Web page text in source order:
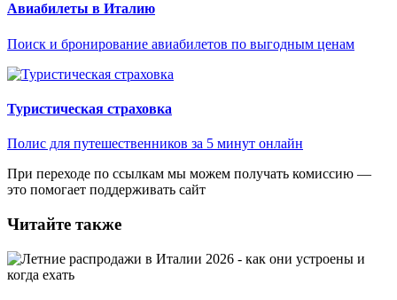
Авиабилеты в Италию
Поиск и бронирование авиабилетов по выгодным ценам
Туристическая страховка
Полис для путешественников за 5 минут онлайн
При переходе по ссылкам мы можем получать комиссию —
это помогает поддерживать сайт
Читайте также